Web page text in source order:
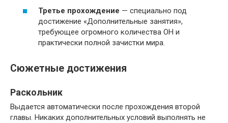
Третье прохождение — специально под
достижение «Дополнительные занятия»,
требующее огромного количества ОН и
практически полной зачистки мира.
Сюжетные достижения
Раскольник
Выдается автоматически после прохождения второй
главы. Никаких дополнительных условий выполнять не